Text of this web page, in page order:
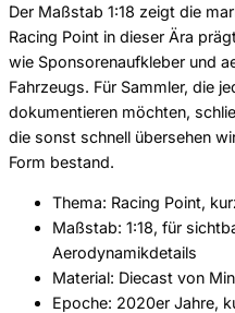
Der Maßstab 1:18 zeigt die
Racing Point in dieser Ära
wie Sponsorenaufkleber und
Fahrzeugs. Für Sammler, die
dokumentieren möchten,
die sonst schnell übersehen
Form bestand.
Thema: Racing Point,
Maßstab: 1:18, für
Aerodynamikdetails
Material: Diecast von
Epoche: 2020er Jahre,